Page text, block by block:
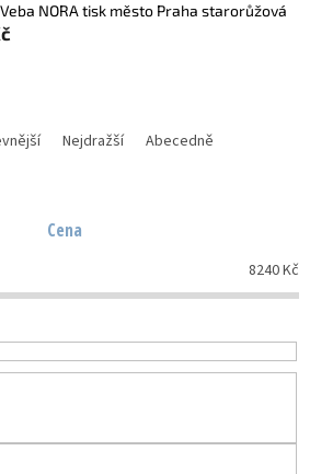
NORA tisk město Praha starorůžová
Nejdražší Abecedně
Cena
8240Kč